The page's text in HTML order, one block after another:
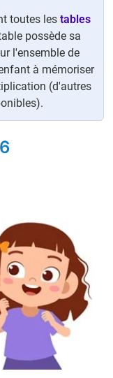
toutes lestables
possède sa
l'ensemble de
à mémoriser
(d'autres